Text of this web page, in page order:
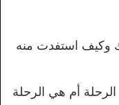
وكيف استفدت منه
أم هي الرحلة